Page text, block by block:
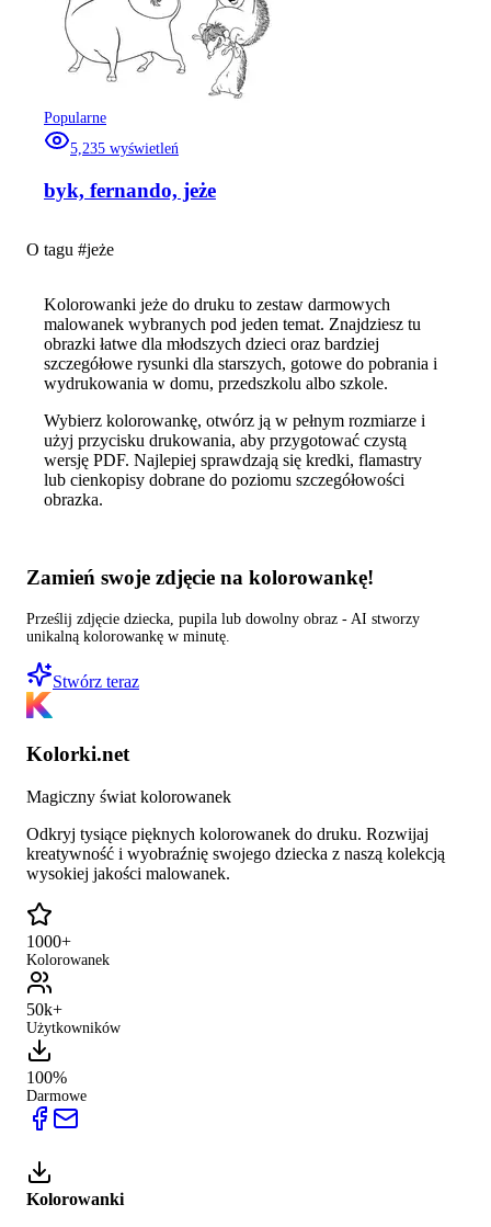
Popularne
5,235 wyświetleń
byk, fernando, jeże
O tagu #jeże
Kolorowanki jeże do druku to zestaw darmowych
malowanek wybranych pod jeden temat. Znajdziesz tu
obrazki łatwe dla młodszych dzieci oraz bardziej
szczegółowe rysunki dla starszych, gotowe do pobrania i
wydrukowania w domu, przedszkolu albo szkole.
Wybierz kolorowankę, otwórz ją w pełnym rozmiarze i
użyj przycisku drukowania, aby przygotować czystą
wersję PDF. Najlepiej sprawdzają się kredki, flamastry
lub cienkopisy dobrane do poziomu szczegółowości
obrazka.
Zamień swoje zdjęcie na kolorowankę!
Prześlij zdjęcie dziecka, pupila lub dowolny obraz - AI stworzy
unikalną kolorowankę w minutę.
Stwórz teraz
Kolorki.net
Magiczny świat kolorowanek
Odkryj tysiące pięknych kolorowanek do druku. Rozwijaj
kreatywność i wyobraźnię swojego dziecka z naszą kolekcją
wysokiej jakości malowanek.
1000+
Kolorowanek
50k+
Użytkowników
100%
Darmowe
Kolorowanki